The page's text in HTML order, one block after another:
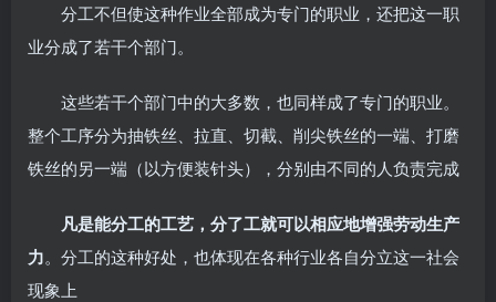
分工不但使这种作业全部成为专门的职业，还把这一职
业分成了若干个部门。
这些若干个部门中的大多数，也同样成了专门的职业。
整个工序分为抽铁丝、拉直、切截、削尖铁丝的一端、打磨
铁丝的另一端（以方便装针头），分别由不同的人负责完成
凡是能分工的工艺，分了工就可以相应地增强劳动生产
力。分工的这种好处，也体现在各种行业各自分立这一社会
现象上